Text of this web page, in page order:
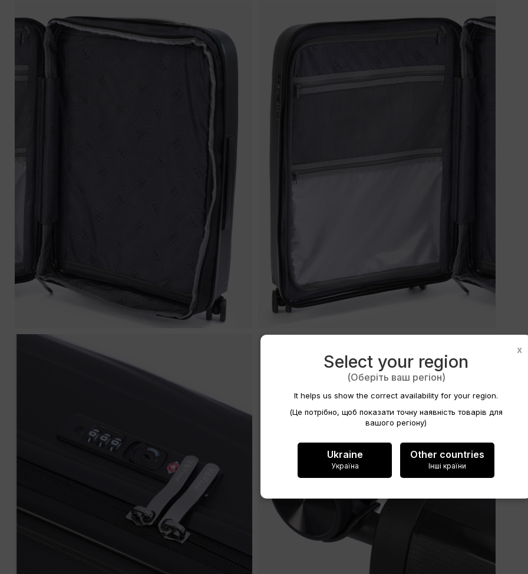
Utwórz listę życzeń
Utwórz listę życzeń
x
Select your region
(Оберіть ваш регіон)
It helps us show the correct availability for your region.
(Це потрібно, щоб показати точну наявність товарів для
вашого регіону)
Ukraine
Україна
Other countries
Інші країни